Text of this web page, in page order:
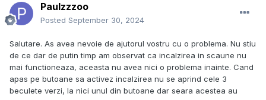
Paulzzzoo
Posted September 30, 2024
Salutare. As avea nevoie de ajutorul vostru cu o problema. Nu stiu
de ce dar de putin timp am observat ca incalzirea in scaune nu
mai functioneaza, aceasta nu avea nici o problema inainte. Cand
apas pe butoane sa activez incalzirea nu se aprind cele 3
beculete verzi, la nici unul din butoane dar seara acestea au